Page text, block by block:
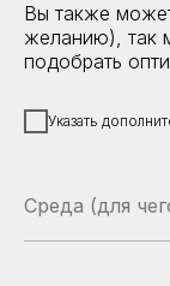
Вы также
желанию), так
подобрать
Указать